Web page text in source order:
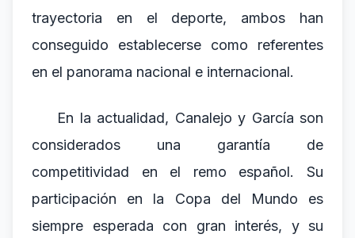
trayectoria en el deporte, ambos han
conseguido establecerse como referentes
en el panorama nacional e internacional.
En la actualidad, Canalejo y García son
considerados una garantía de
competitividad en el remo español. Su
participación en la Copa del Mundo es
siempre esperada con gran interés, y su